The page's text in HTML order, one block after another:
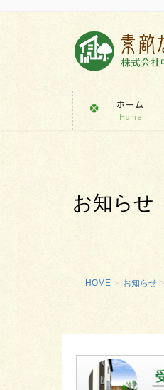
ホーム
Home
お知らせ
HOME お知らせ